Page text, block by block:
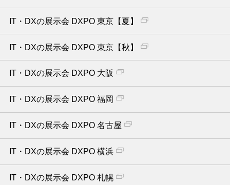
IT・DXの展示会 DXPO 東京【夏】
IT・DXの展示会 DXPO 東京【秋】
IT・DXの展示会 DXPO 大阪
IT・DXの展示会 DXPO 福岡
IT・DXの展示会 DXPO 名古屋
IT・DXの展示会 DXPO 横浜
IT・DXの展示会 DXPO 札幌